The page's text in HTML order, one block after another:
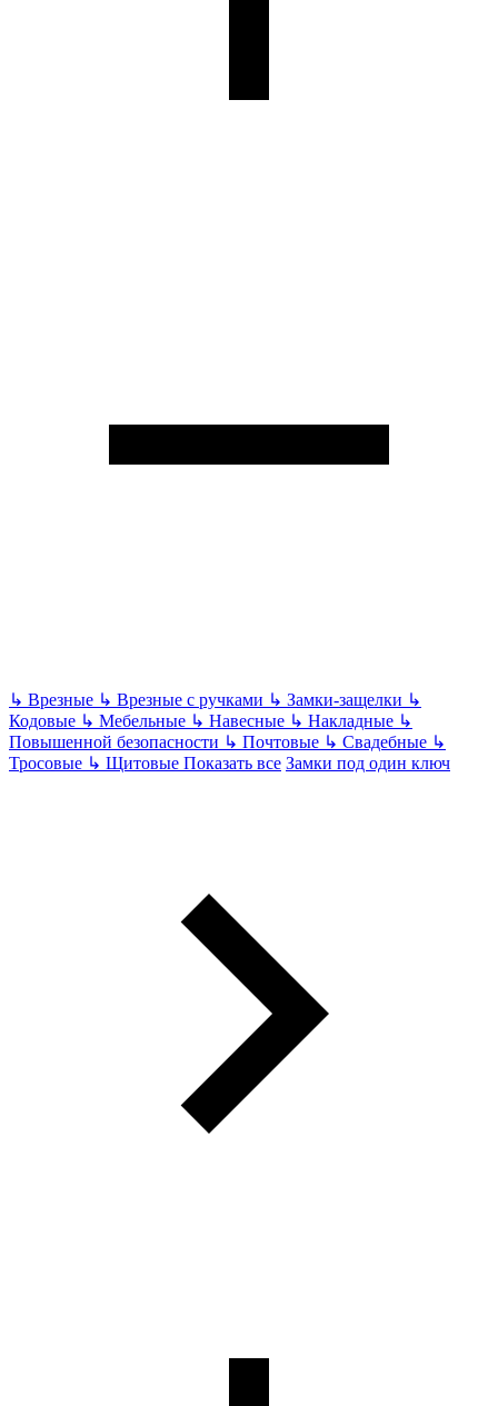
↳ Врезные ↳ Врезные с ручками ↳ Замки-защелки ↳
Кодовые ↳ Мебельные ↳ Навесные ↳ Накладные ↳
Повышенной безопасности ↳ Почтовые ↳ Свадебные ↳
Тросовые ↳ Щитовые Показать все Замки под один ключ